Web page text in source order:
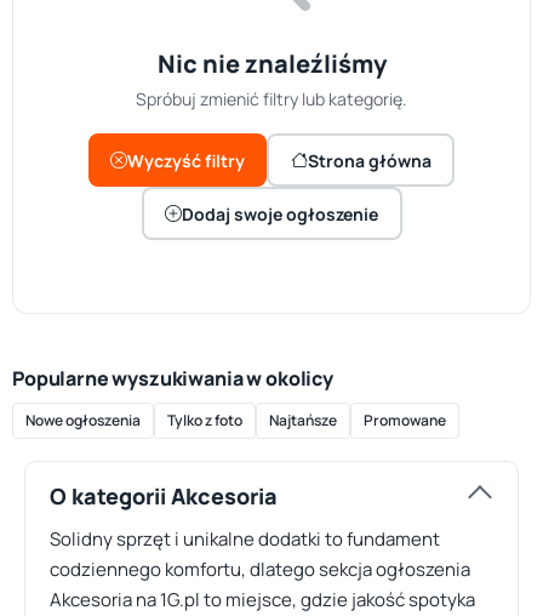
Nic nie znaleźliśmy
Spróbuj zmienić filtry lub kategorię.
Wyczyść filtry Strona główna
Dodaj swoje ogłoszenie
Popularne wyszukiwania w okolicy
Nowe ogłoszenia Tylko z foto Najtańsze Promowane
O kategorii Akcesoria
Solidny sprzęt i unikalne dodatki to fundament
codziennego komfortu, dlatego sekcja ogłoszenia
Akcesoria na 1G.pl to miejsce, gdzie jakość spotyka